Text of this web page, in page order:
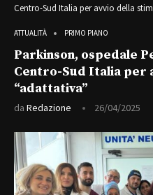
Centro-Sud Italia per avvio della
ATTUALITÀ PRIMO PIANO
Parkinson, ospedale
Centro-Sud Italia per
“adattativa”
da Redazione 26/04/2025